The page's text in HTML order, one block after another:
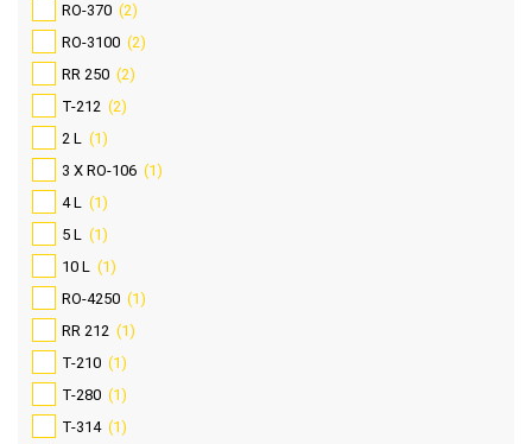
RO-370 (2)
RO-3100 (2)
RR 250 (2)
T-212 (2)
2 L (1)
3 X RO-106 (1)
4 L (1)
5 L (1)
10 L (1)
RO-4250 (1)
RR 212 (1)
T-210 (1)
T-280 (1)
T-314 (1)